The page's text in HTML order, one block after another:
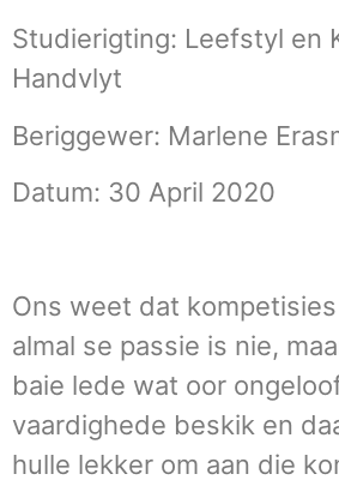
Studierigting: Leefstyl en
Handvlyt
Beriggewer: Marlene
Datum: 30 April 2020
Ons weet dat
almal se passie is nie,
baie lede wat oor
vaardighede beskik en
hulle lekker om aan die